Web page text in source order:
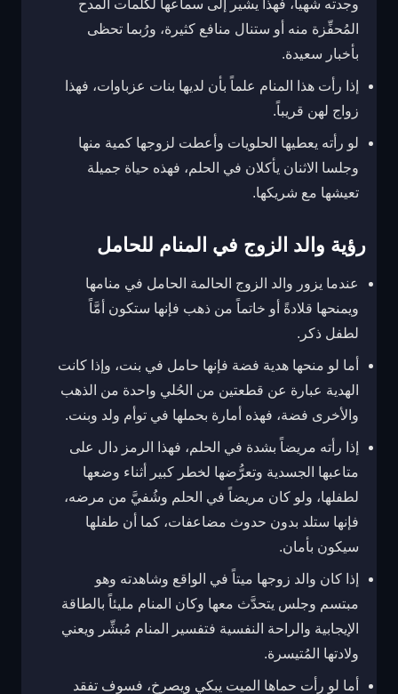
وجدته شهياً، فهذا يشير إلى سماعها لكلمات المدح
المُحفِّزة منه أو ستنال منافع كثيرة، ورُبما تحظى
بأخبار سعيدة.
إذا رأت هذا المنام علماً بأن لديها بنات عزباوات، فهذا
زواج لهن قريباً.
لو رأته يعطيها الحلويات وأعطت لزوجها كمية منها
وجلسا الاثنان يأكلان في الحلم، فهذه حياة جميلة
تعيشها مع شريكها.
رؤية والد الزوج في المنام للحامل
عندما يزور والد الزوج الحالمة الحامل في منامها
ويمنحها قلادةً أو خاتماً من ذهب فإنها ستكون أمَّاً
لطفل ذكر.
أما لو منحها هدية فضة فإنها حامل في بنت، وإذا كانت
الهدية عبارة عن قطعتين من الحُلي واحدة من الذهب
والأخرى فضة، فهذه أمارة بحملها في توأم ولد وبنت.
إذا رأته مريضاً بشدة في الحلم، فهذا الرمز دال على
متاعبها الجسدية وتعرُّضها لخطر كبير أثناء وضعها
لطفلها، ولو كان مريضاً في الحلم وشُفيَّ من مرضه،
فإنها ستلد بدون حدوث مضاعفات، كما أن طفلها
سيكون بأمان.
إذا كان والد زوجها ميتاً في الواقع وشاهدته وهو
مبتسم وجلس يتحدَّث معها وكان المنام مليئاً بالطاقة
الإيجابية والراحة النفسية فتفسير المنام مُبشِّر ويعني
ولادتها المُتيسرة.
أما لو رأت حماها الميت يبكي ويصرخ، فسوف تفقد